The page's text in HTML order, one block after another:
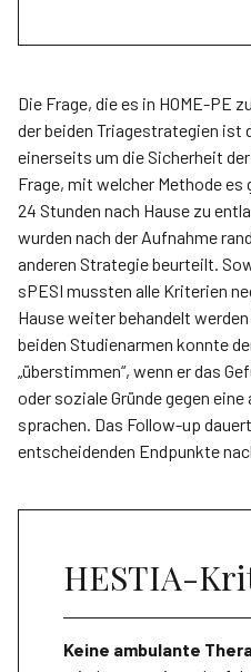
Die Frage, die es in HOME-PE
der beiden Triagestrategien ist
einerseits um die Sicherheit
Frage, mit welcher Methode
24 Stunden nach Hause zu
wurden nach der Aufnahme
anderen Strategie beurteilt.
sPESI mussten alle Kriterien
Hause weiter behandelt
beiden Studienarmen konnte
„überstimmen“, wenn er das
oder soziale Gründe gegen
sprachen. Das Follow-up
entscheidenden Endpunkte
HESTIA-
Keine ambulante